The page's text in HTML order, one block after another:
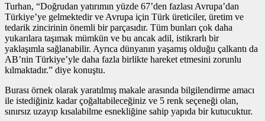
Turhan, “Doğrudan yatırımın yüzde 67’den fazlası Avrupa’dan
Türkiye’ye gelmektedir ve Avrupa için Türk üreticiler, üretim ve
tedarik zincirinin önemli bir parçasıdır. Tüm bunları çok daha
yukarılara taşımak mümkün ve bu ancak adil, istikrarlı bir
yaklaşımla sağlanabilir. Ayrıca dünyanın yaşamış olduğu çalkantı da
AB’nin Türkiye’yle daha fazla birlikte hareket etmesini zorunlu
kılmaktadır.” diye konuştu.
Burası örnek olarak yaratılmış makale arasında bilgilendirme amacı
ile istediğiniz kadar çoğaltabileceğiniz ve 5 renk seçeneği olan,
sınırsız uzayıp kısalabilme esnekliğine sahip yapıda bir kutucuktur.